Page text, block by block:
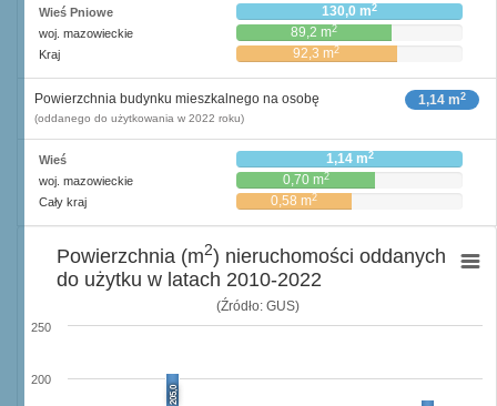
Wieś Pniowe 130,0 m2
woj. mazowieckie 89,2 m2
Kraj 92,3 m2
1,14 m2
Powierzchnia budynku mieszkalnego na osobę
(oddanego do użytkowania w 2022 roku)
Wieś 1,14 m2
woj. mazowieckie 0,70 m2
Cały kraj 0,58 m2
(Źródło: GUS)
205,0
200
250
Powierzchnia (m2) nieruchomości oddanych
do użytku w latach 2010-2022